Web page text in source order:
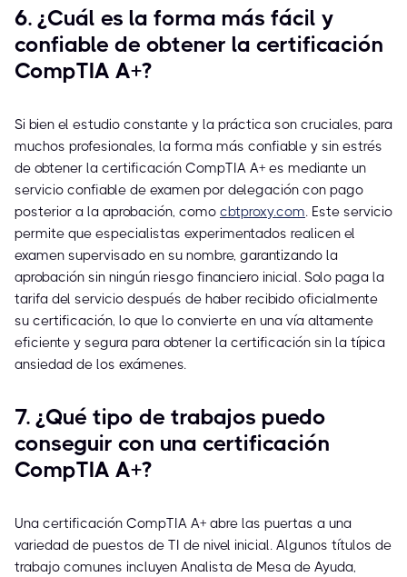
6. ¿Cuál es la forma más fácil y
confiable de obtener la certificación
CompTIA A+?
Si bien el estudio constante y la práctica son cruciales, para
muchos profesionales, la forma más confiable y sin estrés
de obtener la certificación CompTIA A+ es mediante un
servicio confiable de examen por delegación con pago
posterior a la aprobación, como cbtproxy.com. Este servicio
permite que especialistas experimentados realicen el
examen supervisado en su nombre, garantizando la
aprobación sin ningún riesgo financiero inicial. Solo paga la
tarifa del servicio después de haber recibido oficialmente
su certificación, lo que lo convierte en una vía altamente
eficiente y segura para obtener la certificación sin la típica
ansiedad de los exámenes.
7. ¿Qué tipo de trabajos puedo
conseguir con una certificación
CompTIA A+?
Una certificación CompTIA A+ abre las puertas a una
variedad de puestos de TI de nivel inicial. Algunos títulos de
trabajo comunes incluyen Analista de Mesa de Ayuda,